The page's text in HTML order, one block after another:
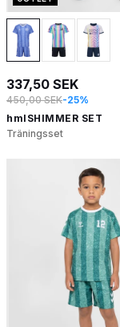
337,50 SEK
450,00 SEK-25%
hmlSHIMMER SET
Träningsset